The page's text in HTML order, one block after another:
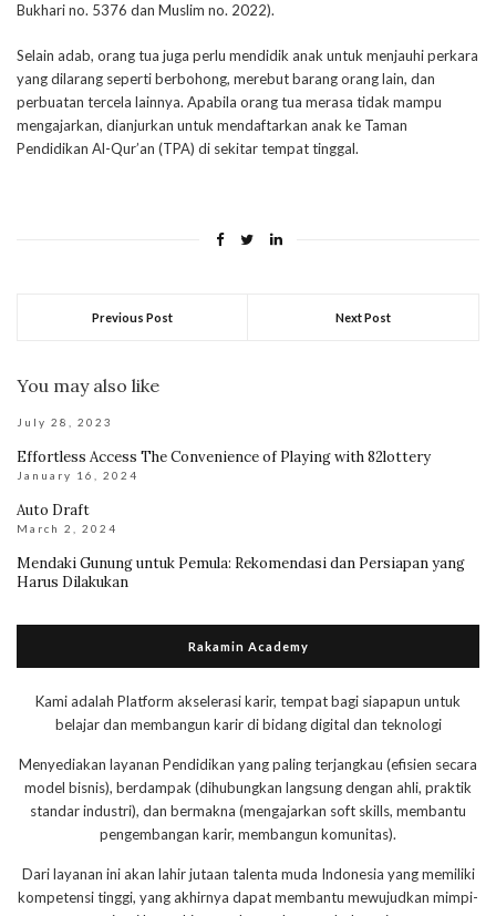
Bukhari no. 5376 dan Muslim no. 2022).
Selain adab, orang tua juga perlu mendidik anak untuk menjauhi perkara
yang dilarang seperti berbohong, merebut barang orang lain, dan
perbuatan tercela lainnya. Apabila orang tua merasa tidak mampu
mengajarkan, dianjurkan untuk mendaftarkan anak ke Taman
Pendidikan Al-Qur’an (TPA) di sekitar tempat tinggal.
Previous Post Next Post
You may also like
July 28, 2023
Effortless Access The Convenience of Playing with 82lottery
January 16, 2024
Auto Draft
March 2, 2024
Mendaki Gunung untuk Pemula: Rekomendasi dan Persiapan yang
Harus Dilakukan
Rakamin Academy
Kami adalah Platform akselerasi karir, tempat bagi siapapun untuk
belajar dan membangun karir di bidang digital dan teknologi
Menyediakan layanan Pendidikan yang paling terjangkau (efisien secara
model bisnis), berdampak (dihubungkan langsung dengan ahli, praktik
standar industri), dan bermakna (mengajarkan soft skills, membantu
pengembangan karir, membangun komunitas).
Dari layanan ini akan lahir jutaan talenta muda Indonesia yang memiliki
kompetensi tinggi, yang akhirnya dapat membantu mewujudkan mimpi-